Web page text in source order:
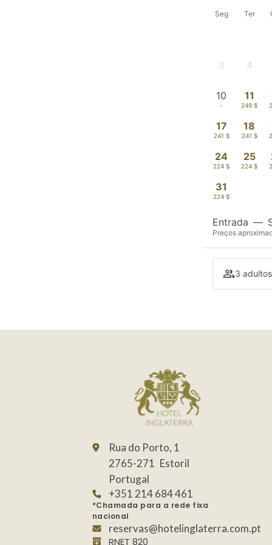
Seg Ter
3 4
10
-
11
249 $
17
241 $
18
241 $
24
224 $
25
224 $
31
224 $
Entrada —
Preços
3
Rua do Porto, 1
2765-271 Estoril
Portugal
+351 214 684 461
*Chamada para a rede fixa
nacional
reservas@hotelinglaterra.com.pt
RNET 820